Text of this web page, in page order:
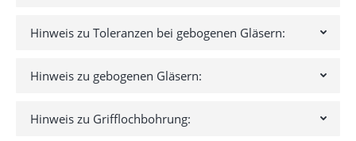
Hinweis zu Toleranzen bei gebogenen Gläsern:
Hinweis zu gebogenen Gläsern:
Hinweis zu Grifflochbohrung: